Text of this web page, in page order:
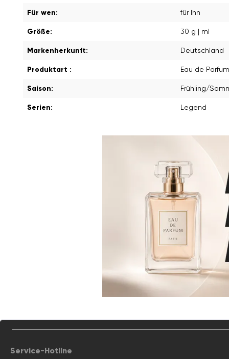
Für wen: für Ihn
Größe: 30 g | ml
Markenherkunft: Deutschland
Produktart : Eau de Parfum
Saison: Frühling/
Serien: Legend
Service-Hotline